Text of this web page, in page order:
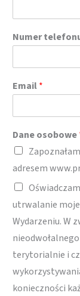
Numer
Email*
Dane osobowe
adresem
utrwalanie
Wydarzeniu. W
terytorialnie i
konieczności